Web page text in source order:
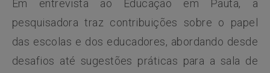
Em entrevista ao Educação em Pauta, a
pesquisadora traz contribuições sobre o papel
das escolas e dos educadores, abordando desde
desafios até sugestões práticas para a sala de